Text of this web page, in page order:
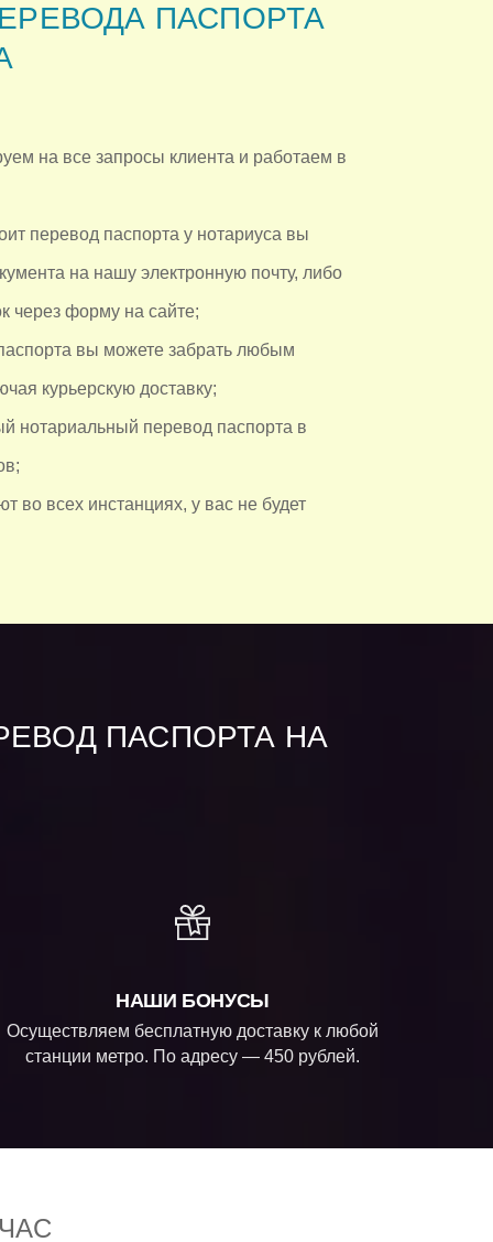
ПАСПОРТА
на все запросы клиента и работаем в
перевод паспорта у нотариуса вы
на нашу электронную почту, либо
через форму на сайте;
вы можете забрать любым
курьерскую доставку;
нотариальный перевод паспорта в
во всех инстанциях, у вас не будет
ПАСПОРТА НА
НАШИ БОНУСЫ
Осуществляем бесплатную доставку к любой
станции метро. По адресу — 450 рублей.